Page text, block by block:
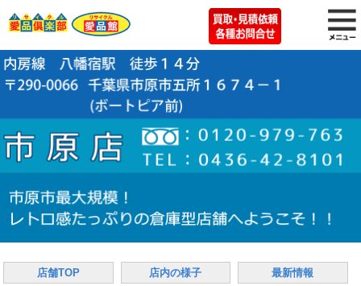
店舗TOP 店内の様子 最新情報